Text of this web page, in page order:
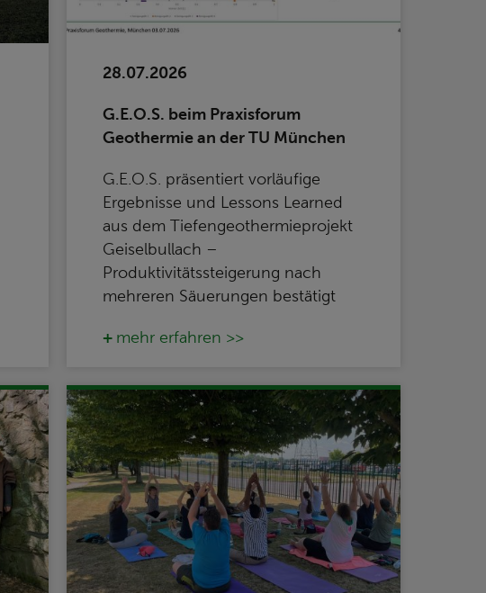
28.07.2026
G.E.O.S. beim Praxisforum
Geothermie an der TU München
G.E.O.S. präsentiert vorläufige
Ergebnisse und Lessons Learned
aus dem Tiefengeothermieprojekt
Geiselbullach –
Produktivitätssteigerung nach
mehreren Säuerungen bestätigt
mehr erfahren >>